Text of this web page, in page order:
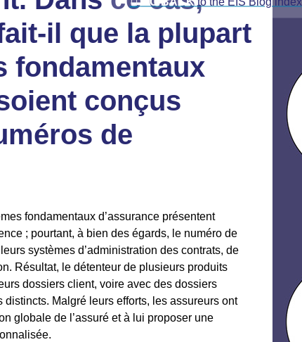
il que la plupart
fondamentaux
conçus
de
fondamentaux d’assurance présentent
; pourtant, à bien des égards, le numéro de
systèmes d’administration des contrats, de
Résultat, le détenteur de plusieurs produits
dossiers client, voire avec des dossiers
Malgré leurs efforts, les assureurs ont
globale de l’assuré et à lui proposer une